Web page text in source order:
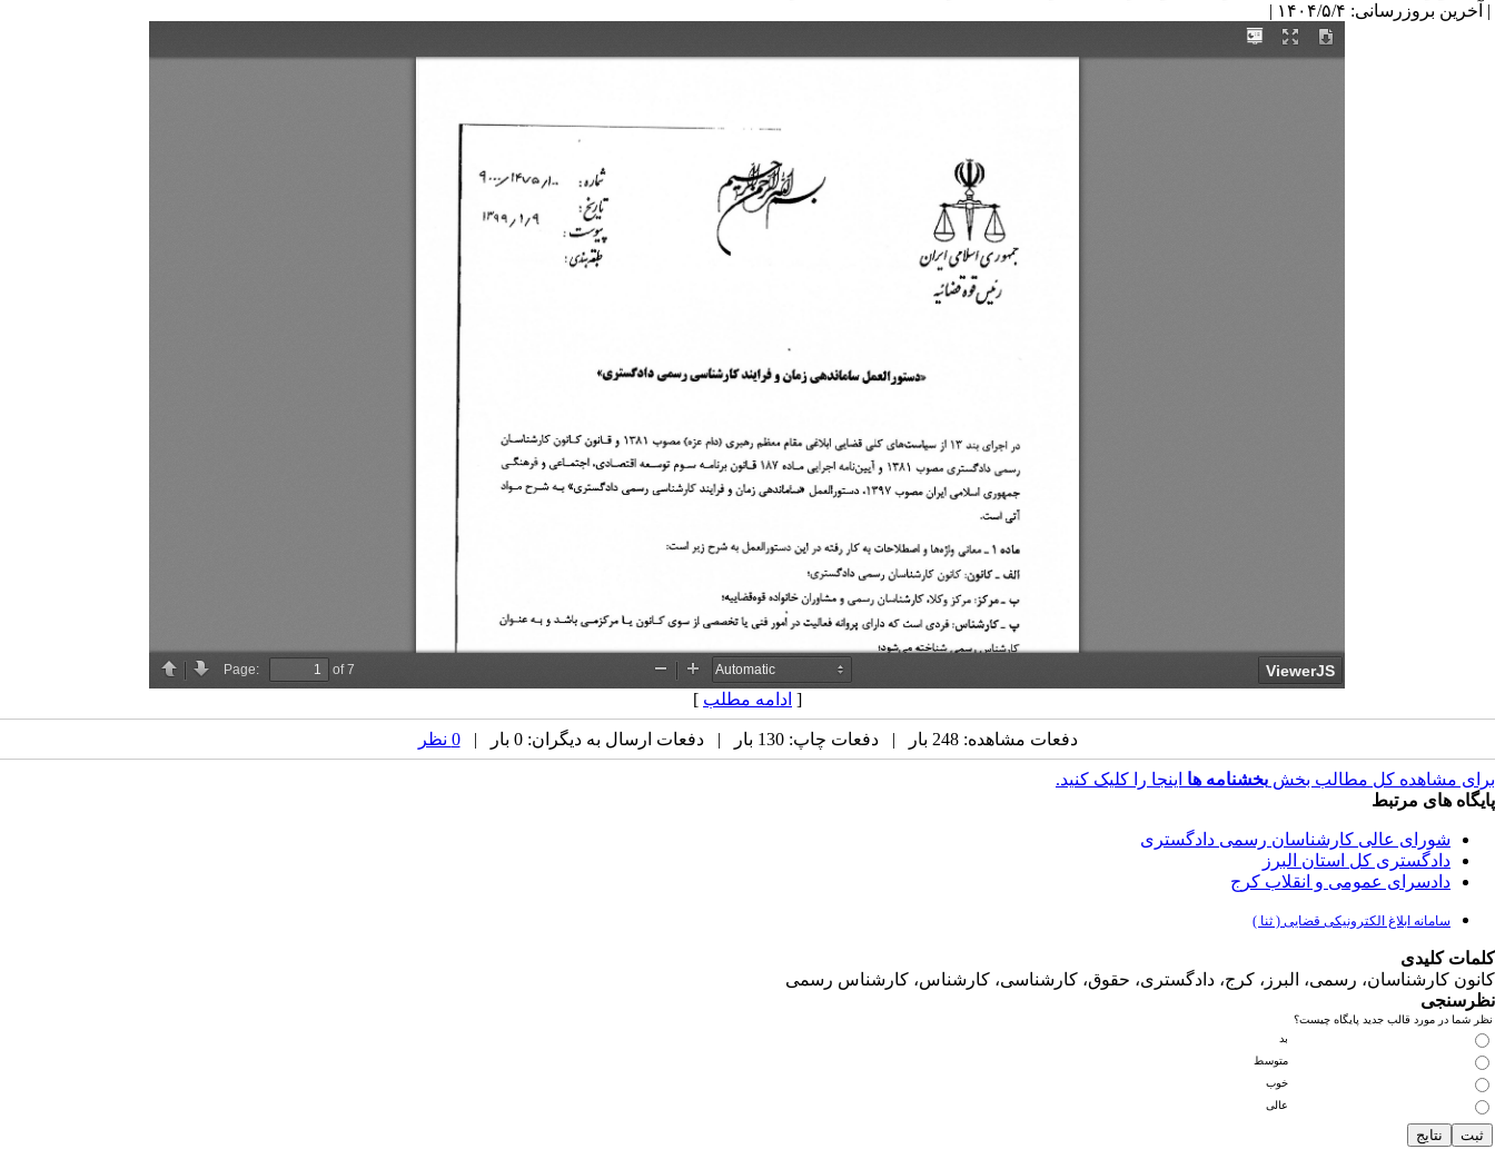
| آخرین بروزرسانی: ۱۴۰۴/۵/۴ |
[ ادامه مطلب ]
دفعات مشاهده: 248 بار | دفعات چاپ: 130 بار | دفعات ارسال به دیگران: 0 بار | 0 نظر
برای مشاهده کل مطالب بخش بخشنامه ها اینجا را کلیک کنید.
پایگاه های مرتبط
شورای عالی کارشناسان رسمی دادگستری
دادگستری کل استان البرز
دادسرای عمومی و انقلاب کرج
سامانه ابلاغ الکترونیکی قضایی ( ثنا )
کلمات کلیدی
کانون کارشناسان، رسمی، البرز، کرج، دادگستری، حقوق، کارشناسی، کارشناس، کارشناس رسمی
نظرسنجی
نظر شما در مورد قالب جدید پایگاه چیست؟
بد
متوسط
خوب
عالی